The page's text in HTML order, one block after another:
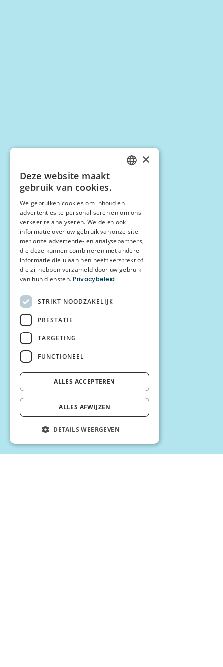
×
Deze website maakt
gebruik van cookies.
We gebruiken cookies om inhoud en
advertenties te personaliseren en om ons
verkeer te analyseren. We delen ook
informatie over uw gebruik van onze site
met onze advertentie- en analysepartners,
die deze kunnen combineren met andere
informatie die u aan hen heeft verstrekt of
die zij hebben verzameld door uw gebruik
van hun diensten. Privacybeleid
STRIKT NOODZAKELIJK
PRESTATIE
TARGETING
FUNCTIONEEL
ALLES ACCEPTEREN
ALLES AFWIJZEN
DETAILS WEERGEVEN